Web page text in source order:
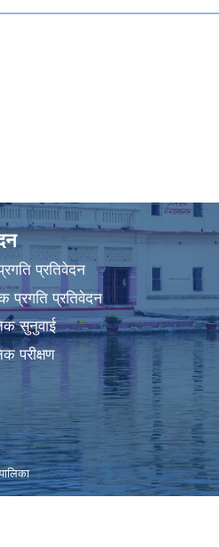
प्रतिवेदन
प्रगति प्रतिवेदन
सुनुवाई
परीक्षण